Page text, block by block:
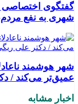
گفتگوی اختصاصی
شهری به نفع
شهر هوشمند
عمیق‌تر می‌کند /
اخبار مشابه